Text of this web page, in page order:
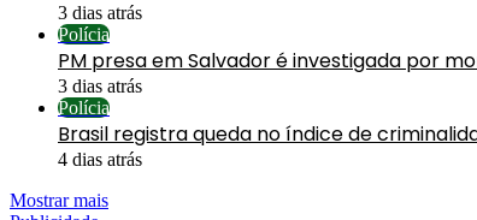
3 dias atrás
Polícia
PM presa em Salvador é investigada por
3 dias atrás
Polícia
Brasil registra queda no índice de
4 dias atrás
Mostrar mais